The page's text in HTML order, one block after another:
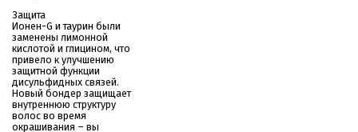
Защита
Ионен-G и таурин были
заменены лимонной
кислотой и глицином, что
привело к улучшению
защитной функции
дисульфидных связей.
Новый бондер защищает
внутреннюю структуру
волос во время
окрашивания – вы